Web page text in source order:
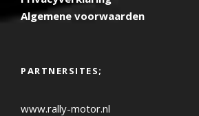
Algemene voorwaarden
PARTNERSITES;
www.rally-motor.nl